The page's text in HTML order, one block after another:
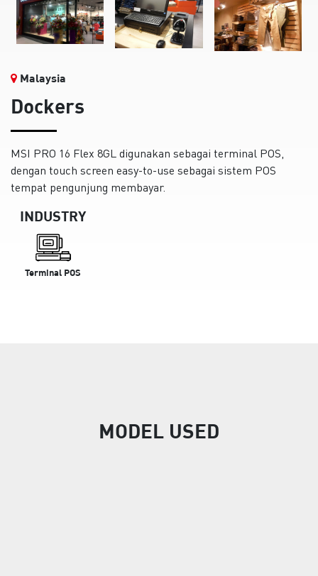
Malaysia
Dockers
MSI PRO 16 Flex 8GL digunakan sebagai terminal POS,
dengan touch screen easy-to-use sebagai sistem POS
tempat pengunjung membayar.
INDUSTRY
Terminal POS
MODEL USED